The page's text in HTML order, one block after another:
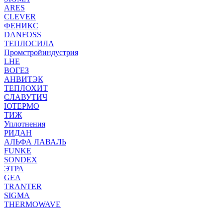
ARES
CLEVER
ФЕНИКС
DANFOSS
ТЕПЛОСИЛА
Промстройиндустрия
LHE
ВОГЕЗ
АНВИТЭК
ТЕПЛОХИТ
СЛАВУТИЧ
ЮТЕРМО
ТИЖ
Уплотнения
РИДАН
АЛЬФА ЛАВАЛЬ
FUNKE
SONDEX
ЭТРА
GEA
TRANTER
SIGMA
THERMOWAVE